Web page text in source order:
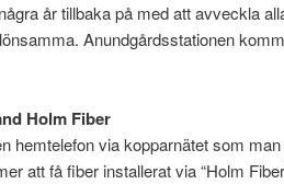
år tillbaka på med att avveckla
Anundgårdsstationen
Holm Fiber
hemtelefon via kopparnätet som
att få fiber installerat via “Holm